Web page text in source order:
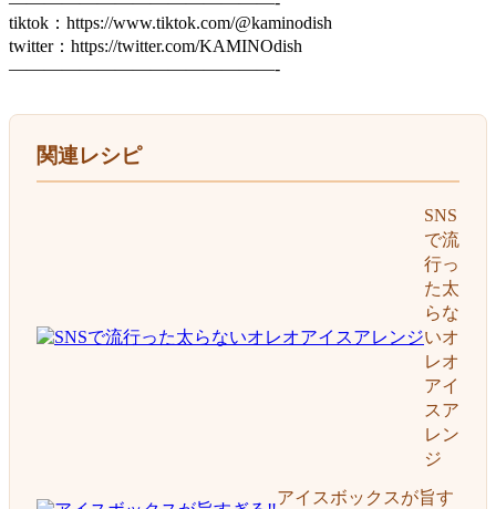
tiktok：https://www.tiktok.com/@kaminodish
twitter：https://twitter.com/KAMINOdish
———————————————-
関連レシピ
SNS
で流
行っ
た太
らな
いオ
レオ
アイ
スア
レン
ジ
アイスボックスが旨す